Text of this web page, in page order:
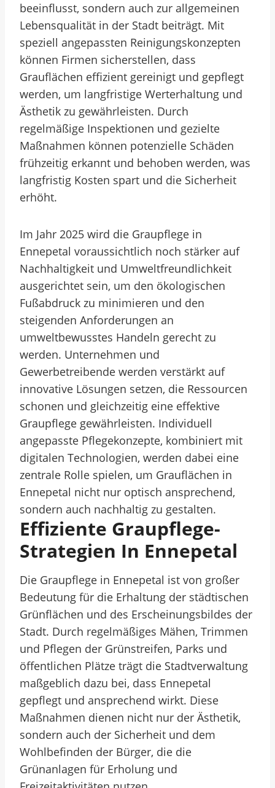
beeinflusst, sondern auch zur allgemeinen
Lebensqualität in der Stadt beiträgt. Mit
speziell angepassten Reinigungskonzepten
können Firmen sicherstellen, dass
Grauflächen effizient gereinigt und gepflegt
werden, um langfristige Werterhaltung und
Ästhetik zu gewährleisten. Durch
regelmäßige Inspektionen und gezielte
Maßnahmen können potenzielle Schäden
frühzeitig erkannt und behoben werden, was
langfristig Kosten spart und die Sicherheit
erhöht.
Im Jahr 2025 wird die Graupflege in
Ennepetal voraussichtlich noch stärker auf
Nachhaltigkeit und Umweltfreundlichkeit
ausgerichtet sein, um den ökologischen
Fußabdruck zu minimieren und den
steigenden Anforderungen an
umweltbewusstes Handeln gerecht zu
werden. Unternehmen und
Gewerbetreibende werden verstärkt auf
innovative Lösungen setzen, die Ressourcen
schonen und gleichzeitig eine effektive
Graupflege gewährleisten. Individuell
angepasste Pflegekonzepte, kombiniert mit
digitalen Technologien, werden dabei eine
zentrale Rolle spielen, um Grauflächen in
Ennepetal nicht nur optisch ansprechend,
sondern auch nachhaltig zu gestalten.
Effiziente Graupflege-
Strategien In Ennepetal
Die Graupflege in Ennepetal ist von großer
Bedeutung für die Erhaltung der städtischen
Grünflächen und des Erscheinungsbildes der
Stadt. Durch regelmäßiges Mähen, Trimmen
und Pflegen der Grünstreifen, Parks und
öffentlichen Plätze trägt die Stadtverwaltung
maßgeblich dazu bei, dass Ennepetal
gepflegt und ansprechend wirkt. Diese
Maßnahmen dienen nicht nur der Ästhetik,
sondern auch der Sicherheit und dem
Wohlbefinden der Bürger, die die
Grünanlagen für Erholung und